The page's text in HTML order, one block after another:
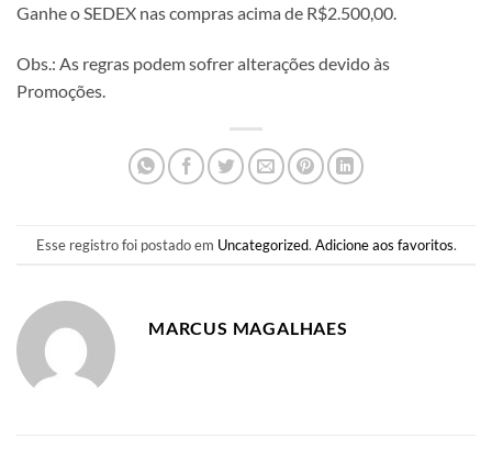
Ganhe o SEDEX nas compras acima de R$2.500,00.
Obs.: As regras podem sofrer alterações devido às
Promoções.
Esse registro foi postado em Uncategorized. Adicione aos favoritos.
MARCUS MAGALHAES